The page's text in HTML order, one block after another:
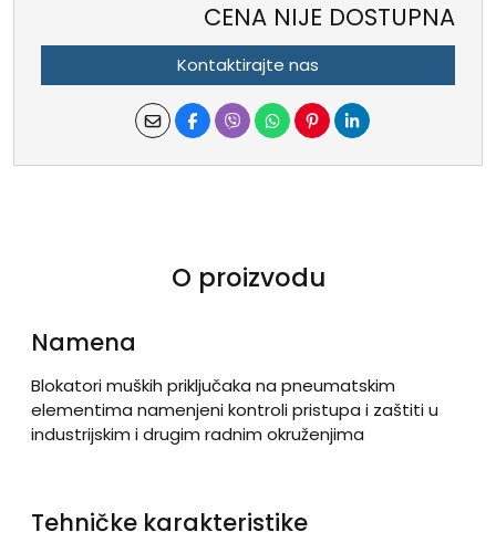
CENA NIJE DOSTUPNA
Kontaktirajte nas
O proizvodu
Namena
Blokatori muških priključaka na pneumatskim
elementima namenjeni kontroli pristupa i zaštiti u
industrijskim i drugim radnim okruženjima
Tehničke karakteristike